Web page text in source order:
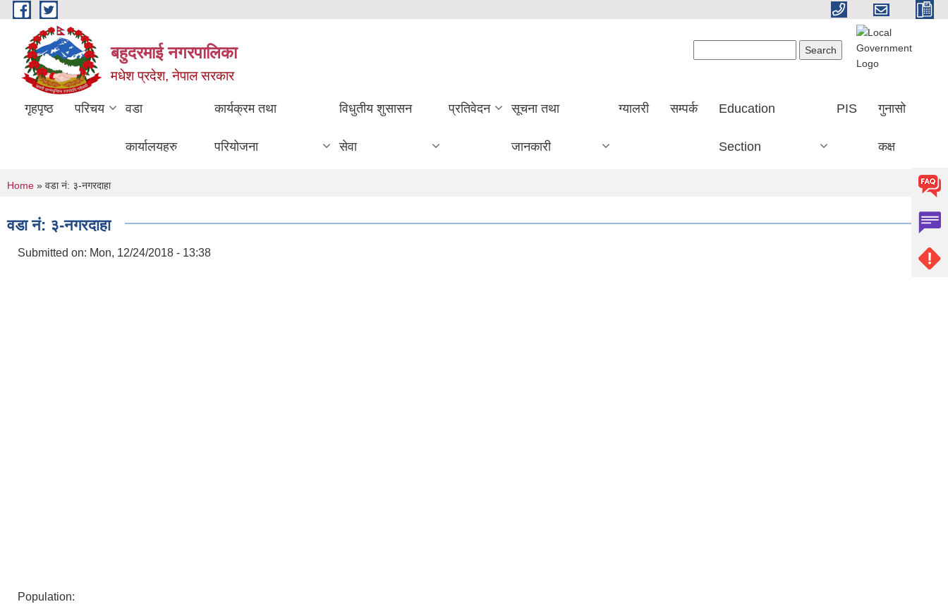
Skip to main content
बहुदरमाई नगरपालिका
मधेश प्रदेश, नेपाल सरकार
गृहपृष्ठ परिचय वडा
कार्यालयहरु
कार्यक्रम तथा
परियोजना
विधुतीय शुसासन
सेवा
प्रतिवेदन सूचना तथा
जानकारी
ग्यालरी सम्पर्क Education
Section
PIS गुनासो
कक्ष
You are here
Home » वडा नं: ३-नगरदाहा
वडा नं: ३-नगरदाहा
Submitted on: Mon, 12/24/2018 - 13:38
Population: